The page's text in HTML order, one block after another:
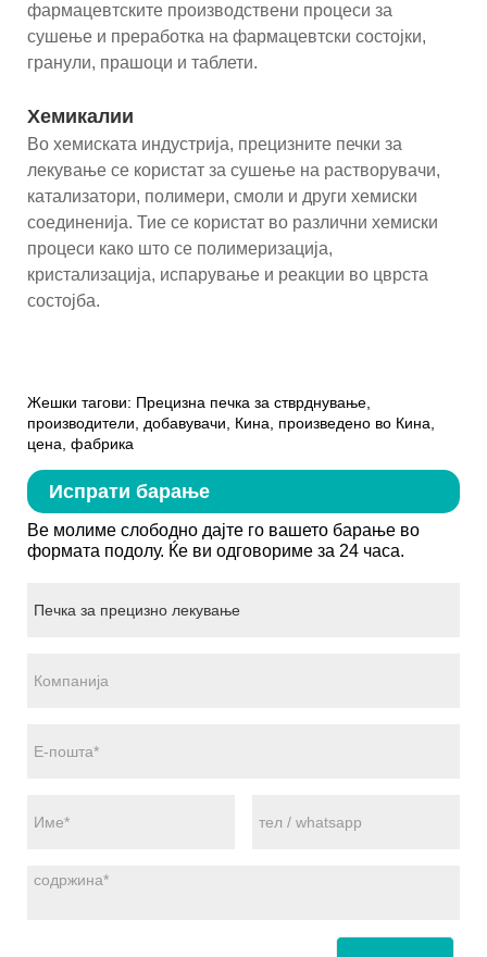
фармацевтските производствени процеси за
сушење и преработка на фармацевтски состојки,
гранули, прашоци и таблети.
Хемикалии
Во хемиската индустрија, прецизните печки за
лекување се користат за сушење на растворувачи,
катализатори, полимери, смоли и други хемиски
соединенија. Тие се користат во различни хемиски
процеси како што се полимеризација,
кристализација, испарување и реакции во цврста
состојба.
Жешки тагови: Прецизна печка за стврднување,
производители, добавувачи, Кина, произведено во Кина,
цена, фабрика
Испрати барање
Ве молиме слободно дајте го вашето барање во
формата подолу. Ќе ви одговориме за 24 часа.